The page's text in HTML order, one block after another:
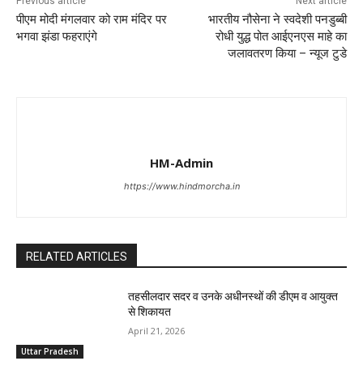
पीएम मोदी मंगलवार को राम मंदिर पर
भगवा झंडा फहराएंगे
भारतीय नौसेना ने स्वदेशी पनडुब्बी
रोधी युद्ध पोत आईएनएस माहे का
जलावतरण किया – न्यूज टुडे
HM-Admin
https://www.hindmorcha.in
RELATED ARTICLES
Uttar Pradesh
तहसीलदार सदर व उनके अधीनस्थों की डीएम व आयुक्त
से शिकायत
April 21, 2026